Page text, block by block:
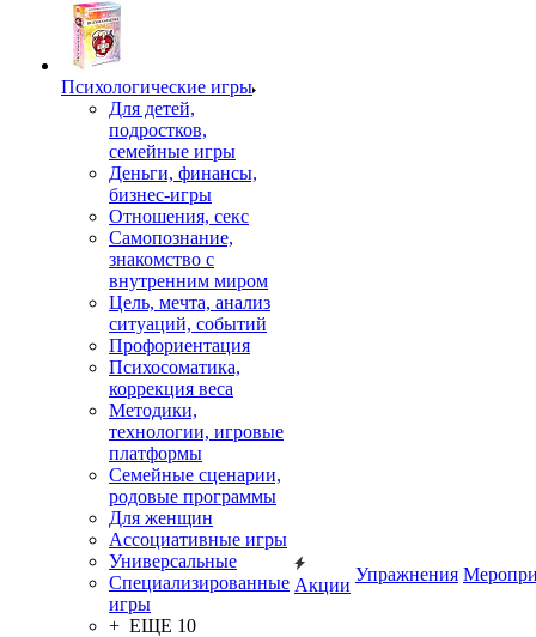
Психологические игры
Для детей,
подростков,
семейные игры
Деньги, финансы,
бизнес-игры
Отношения, секс
Самопознание,
знакомство с
внутренним миром
Цель, мечта, анализ
ситуаций, событий
Профориентация
Психосоматика,
коррекция веса
Методики,
технологии, игровые
платформы
Семейные сценарии,
родовые программы
Для женщин
Ассоциативные игры
Универсальные
Специализированные
игры
+ ЕЩЕ 10
Акции
Упражнения